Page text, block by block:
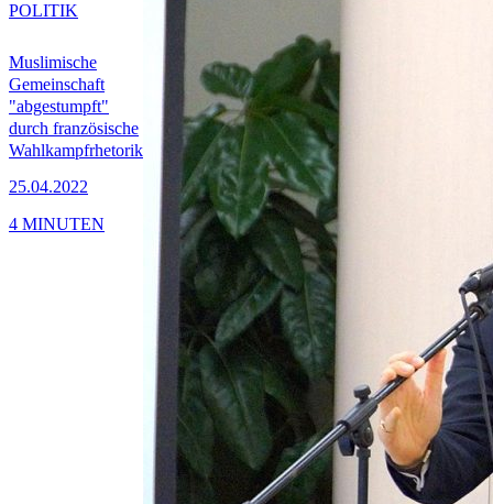
Muslimische
Gemeinschaft
"abgestumpft"
durch französische
Wahlkampfrhetorik
25.04.2022
POLITIK
4 MINUTEN